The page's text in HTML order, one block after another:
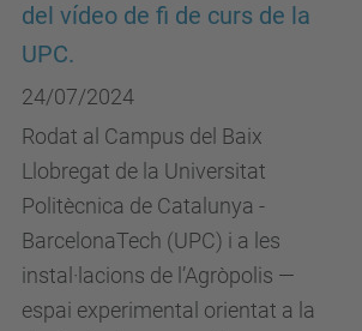
del vídeo de fi de curs de la
UPC.
24/07/2024
Rodat al Campus del Baix
Llobregat de la Universitat
Politècnica de Catalunya -
BarcelonaTech (UPC) i a les
instal·lacions de l’Agròpolis —
espai experimental orientat a la